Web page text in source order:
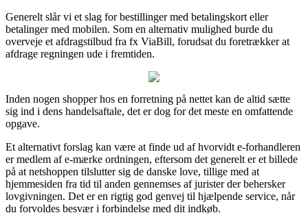
Generelt slår vi et slag for bestillinger med betalingskort eller
betalinger med mobilen. Som en alternativ mulighed burde du
overveje et afdragstilbud fra fx ViaBill, forudsat du foretrækker at
afdrage regningen ude i fremtiden.
Inden nogen shopper hos en forretning på nettet kan de altid sætte
sig ind i dens handelsaftale, det er dog for det meste en omfattende
opgave.
Et alternativt forslag kan være at finde ud af hvorvidt e-forhandleren
er medlem af e-mærke ordningen, eftersom det generelt er et billede
på at netshoppen tilslutter sig de danske love, tillige med at
hjemmesiden fra tid til anden gennemses af jurister der behersker
lovgivningen. Det er en rigtig god genvej til hjælpende service, når
du forvoldes besvær i forbindelse med dit indkøb.